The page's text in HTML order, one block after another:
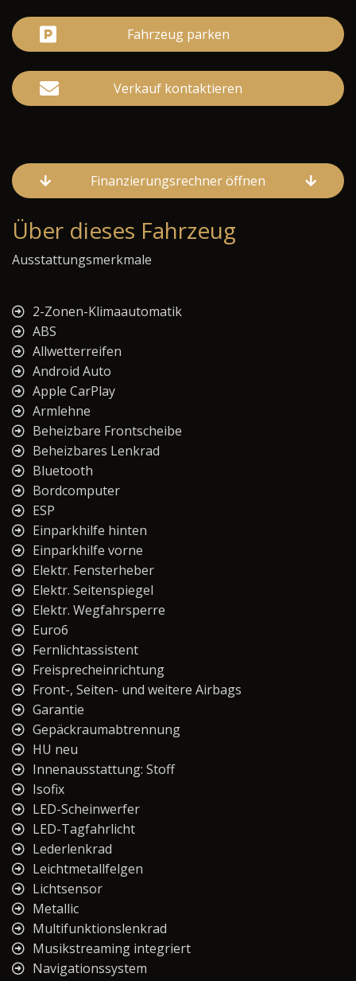
Fahrzeug parken
Verkauf kontaktieren
Finanzierungsrechner öffnen
Über dieses Fahrzeug
Ausstattungsmerkmale
2-Zonen-Klimaautomatik
ABS
Allwetterreifen
Android Auto
Apple CarPlay
Armlehne
Beheizbare Frontscheibe
Beheizbares Lenkrad
Bluetooth
Bordcomputer
ESP
Einparkhilfe hinten
Einparkhilfe vorne
Elektr. Fensterheber
Elektr. Seitenspiegel
Elektr. Wegfahrsperre
Euro6
Fernlichtassistent
Freisprecheinrichtung
Front-, Seiten- und weitere Airbags
Garantie
Gepäckraumabtrennung
HU neu
Innenausstattung: Stoff
Isofix
LED-Scheinwerfer
LED-Tagfahrlicht
Lederlenkrad
Leichtmetallfelgen
Lichtsensor
Metallic
Multifunktionslenkrad
Musikstreaming integriert
Navigationssystem